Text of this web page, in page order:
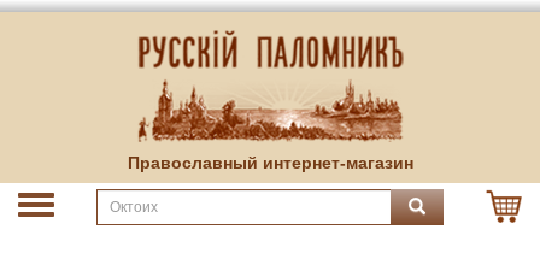
Православный интернет-магазин